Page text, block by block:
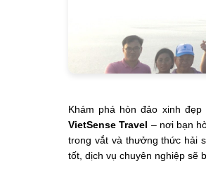
Khám phá hòn đảo xinh
VietSense Travel – nơi bạn
trong vắt và thưởng thức hải
tốt, dịch vụ chuyên nghiệp sẽ